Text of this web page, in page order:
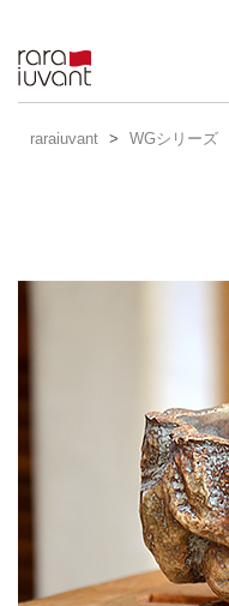
raraiuvant > WGシリーズ